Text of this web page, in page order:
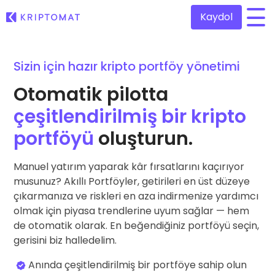
Tüm Fiyatlar
En Çok Kazananlar ve Kaybedenler
Yatırım fırsatları bulun
Son Eklenenler
Almış olsaydım şimdi ne kadar olurdu: 100€ değerinde …
...bugün değeri şu kadar olurdu
Kripto Al ve Sat
300'den fazla kripto para satın alın
Kripto Takas Et
1.000'den fazla çift seçeneği
Akıllı Portföyler
Kriptoya yatırım yapmanın akıllı yolu
Kriptomat Cüzdan
Güvenli ve basit bir kripto cüzdanı
Yatırım Kaşifi
Kaydol
Sizin için hazır kripto portföy yönetimi
Otomatik pilotta
çeşitlendirilmiş bir kripto
portföyü oluşturun.
Manuel yatırım yaparak kâr fırsatlarını kaçırıyor
musunuz? Akıllı Portföyler, getirileri en üst düzeye
çıkarmanıza ve riskleri en aza indirmenize yardımcı
olmak için piyasa trendlerine uyum sağlar — hem
de otomatik olarak. En beğendiğiniz portföyü seçin,
gerisini biz halledelim.
Anında çeşitlendirilmiş bir portföye sahip olun